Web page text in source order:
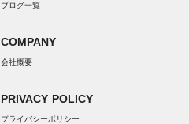
ブログ一覧
COMPANY
会社概要
PRIVACY POLICY
プライバシーポリシー